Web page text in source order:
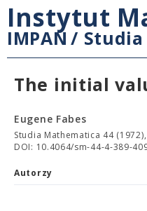
Instytut
IMPAN /
The initial
Eugene Fabes
Studia Mathematica 44
DOI: 10.4064/sm-44-4-389-
Autorzy